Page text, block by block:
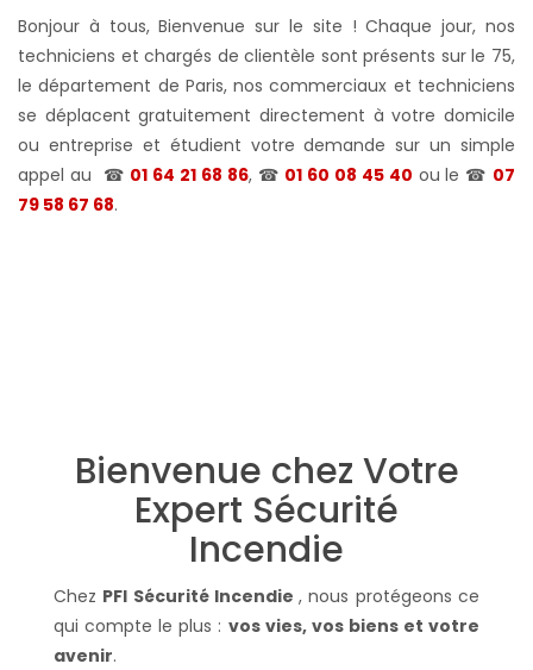
Bonjour à tous, Bienvenue sur le site ! Chaque jour, nos
techniciens et chargés de clientèle sont présents sur le 75,
le département de Paris, nos commerciaux et techniciens
se déplacent gratuitement directement à votre domicile
ou entreprise et étudient votre demande sur un simple
appel au ☎ 01 64 21 68 86, ☎ 01 60 08 45 40 ou le ☎ 07
79 58 67 68.
Bienvenue chez Votre
Expert Sécurité
Incendie
Chez PFI Sécurité Incendie, nous protégeons ce
qui compte le plus : vos vies, vos biens et votre
avenir.